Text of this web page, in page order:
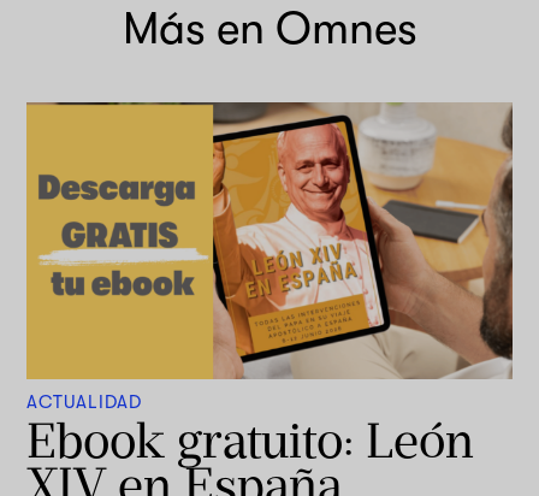
Más en Omnes
ACTUALIDAD
Ebook gratuito: León